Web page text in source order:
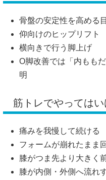
骨盤の安定性を高める
仰向けのヒップリフト
横向きで行う脚上げ
O脚改善では「内もも
明
筋トレでやってはい
痛みを我慢して続ける
フォームが崩れたまま
膝がつま先より大きく
膝が内側・外側へ流れ